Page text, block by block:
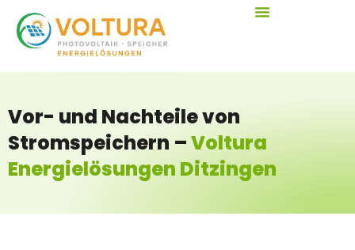
Vor- und Nachteile von
Stromspeichern –Voltura
Energielösungen Ditzingen